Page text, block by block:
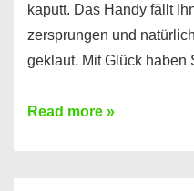
kaputt. Das Handy fällt
zersprungen und
geklaut. Mit Glück
Ferratum
Read more »